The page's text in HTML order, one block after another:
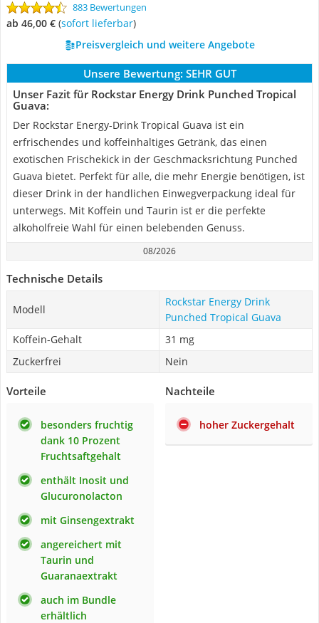
883 Bewertungen
ab 46,00 € ( Sofort lieferbar)
Preisvergleich und weitere Angebote
Unsere Bewertung: SEHR GUT
Unser Fazit für Rockstar Energy Drink Punched Tropical
Guava:
Der Rockstar Energy-Drink Tropical Guava ist ein
erfrischendes und koffeinhaltiges Getränk, das einen
exotischen Frischekick in der Geschmacksrichtung Punched
Guava bietet. Perfekt für alle, die mehr Energie benötigen, ist
dieser Drink in der handlichen Einwegverpackung ideal für
unterwegs. Mit Koffein und Taurin ist er die perfekte
alkoholfreie Wahl für einen belebenden Genuss.
08/2026
Technische Details
Modell
Rockstar Energy Drink
Punched Tropical Guava
Koffein-Gehalt
31 mg
Zuckerfrei
Nein
Vorteile
besonders fruchtig
dank 10 Prozent
Fruchtsaftgehalt
enthält Inosit und
Glucuronolacton
mit Ginsengextrakt
angereichert mit
Taurin und
Guaranaextrakt
auch im Bundle
erhältlich
Nachteile
hoher Zuckergehalt